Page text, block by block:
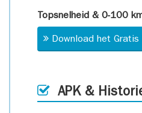
Topsnelheid & 0-100
Download het
APK &